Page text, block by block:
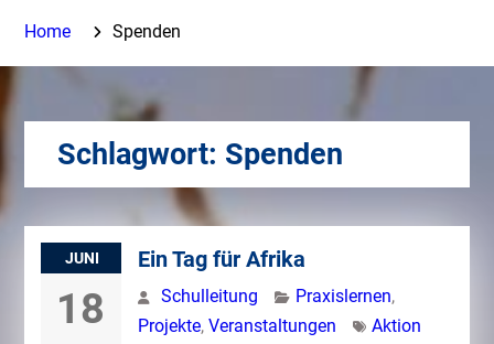
Home Spenden
Schlagwort: Spenden
JUNI
18
Ein Tag für Afrika
Schulleitung Praxislernen,
Projekte, Veranstaltungen
Aktion